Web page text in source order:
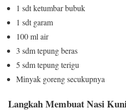
1 sdt ketumbar bubuk
1 sdt garam
100 ml air
3 sdm tepung beras
5 sdm tepung terigu
Minyak goreng secukupnya
Langkah Membuat Nasi